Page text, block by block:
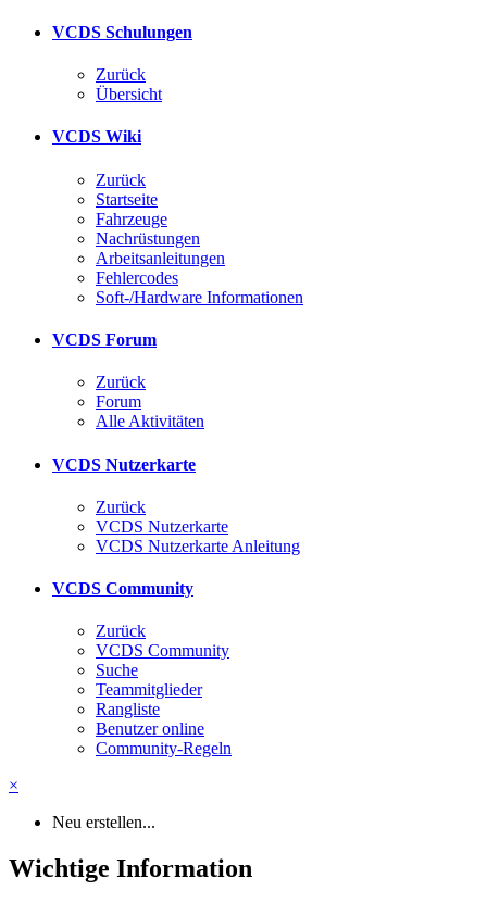
VCDS Schulungen
Zurück
Übersicht
VCDS Wiki
Zurück
Startseite
Fahrzeuge
Nachrüstungen
Arbeitsanleitungen
Fehlercodes
Soft-/Hardware Informationen
VCDS Forum
Zurück
Forum
Alle Aktivitäten
VCDS Nutzerkarte
Zurück
VCDS Nutzerkarte
VCDS Nutzerkarte Anleitung
VCDS Community
Zurück
VCDS Community
Suche
Teammitglieder
Rangliste
Benutzer online
Community-Regeln
×
Neu erstellen...
Wichtige Information